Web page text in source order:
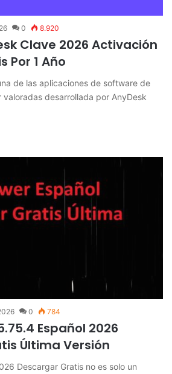
0 8.920
Clave 2026 Activación
Por 1 Año
de las aplicaciones de software de
desarrollada por AnyDesk
0 784
Español 2026
Última Versión
Descargar Gratis no es solo un